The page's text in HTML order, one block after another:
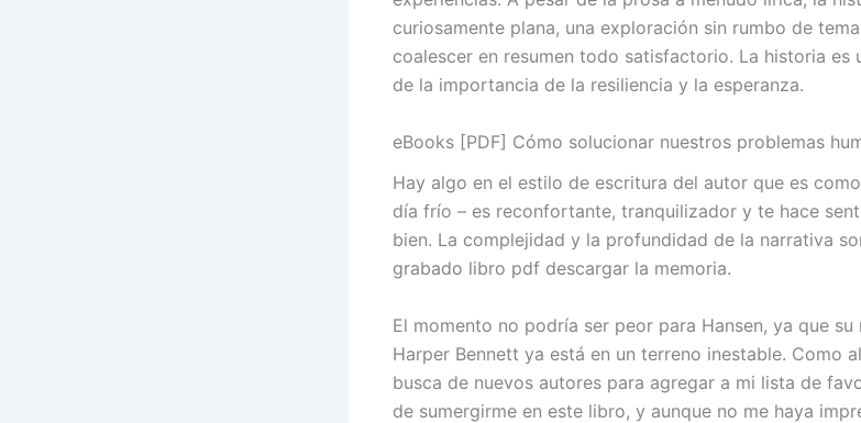
curiosamente plana, una exploración sin rumbo de
coalescer en resumen todo satisfactorio. La historia
de la importancia de la resiliencia y la esperanza.
eBooks [PDF] Cómo solucionar nuestros problemas
Hay algo en el estilo de escritura del autor que es
día frío – es reconfortante, tranquilizador y te hace
bien. La complejidad y la profundidad de la narrativa
grabado libro pdf descargar la memoria.
El momento no podría ser peor para Hansen, ya que
Harper Bennett ya está en un terreno inestable. Como
busca de nuevos autores para agregar a mi lista de
de sumergirme en este libro, y aunque no me haya